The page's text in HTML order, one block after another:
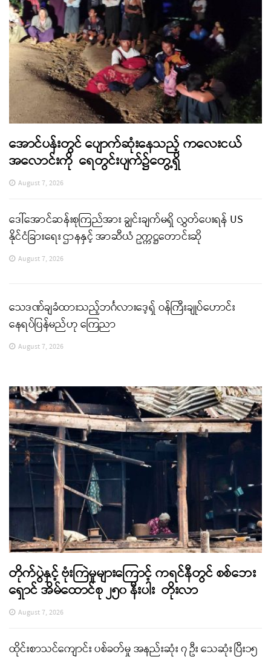
အောင်ပန်းတွင် ပျောက်ဆုံးနေသည့် ကလေးငယ်
အလောင်းကို ရေတွင်းပျက်၌တွေ့ရှိ
August 7, 2026
ဒေါ်အောင်ဆန်းစုကြည်အား ချွင်းချက်မရှိ လွှတ်ပေးရန် US
နိုင်ငံခြားရေး ဌာနနှင့် အာဆီယံ ဥက္ကဋ္ဌတောင်းဆို
August 7, 2026
သေဒဏ်ချခံထားသည့်ဘင်္ဂလားဒေ့ရှ် ဝန်ကြီးချုပ်ဟောင်း
နေရပ်ပြန်မည်ဟု ကြေညာ
August 7, 2026
တိုက်ပွဲနှင့် ဗုံးကြဲမှုများကြောင့် ကရင်နီတွင် စစ်ဘေး
ရှောင် အိမ်ထောင်စု ၂၅၀ နီးပါး တိုးလာ
August 7, 2026
ထိုင်းစာသင်ကျောင်း ပစ်ခတ်မှု အနည်းဆုံး ၇ ဦး သေဆုံး ပြီး၁၅